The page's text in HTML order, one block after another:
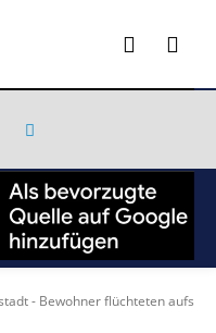
- Bewohner flüchteten aufs